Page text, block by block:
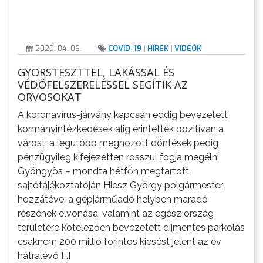
INFORMÁCIÓK
HASZNOS
KVÍZ
2020. 04. 06. COVID-19 | HÍREK | VIDEÓK
GYORSTESZTTEL, LAKÁSSAL ÉS
VÉDŐFELSZERELÉSSEL SEGÍTIK AZ
ORVOSOKAT
A koronavírus-járvány kapcsán eddig bevezetett
kormányintézkedések alig érintették pozitívan a
várost, a legutóbb meghozott döntések pedig
pénzügyileg kifejezetten rosszul fogja megélni
Gyöngyös – mondta hétfőn megtartott
sajtótájékoztatóján Hiesz György polgármester
hozzátéve: a gépjárműadó helyben maradó
részének elvonása, valamint az egész ország
területére kötelezően bevezetett díjmentes parkolás
csaknem 200 millió forintos kiesést jelent az év
hátralévő […]